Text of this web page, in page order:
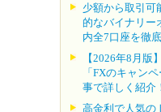
少額から取引可
的なバイナリー
内全7口座を徹底
【2026年8月版
「FXのキャン
事で詳しく紹介
高金利で人気の